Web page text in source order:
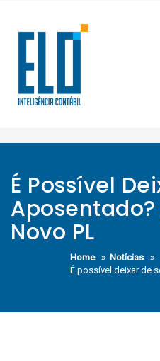
content
É Possível
Novo PL
Home
Notícias
É possível deixar de